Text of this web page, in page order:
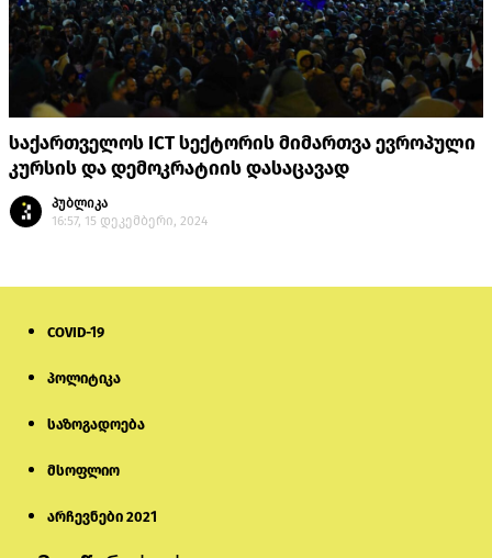
საქართველოს ICT სექტორის მიმართვა ევროპული
კურსის და დემოკრატიის დასაცავად
პუბლიკა
16:57, 15 დეკემბერი, 2024
COVID-19
პოლიტიკა
საზოგადოება
მსოფლიო
არჩევნები 2021